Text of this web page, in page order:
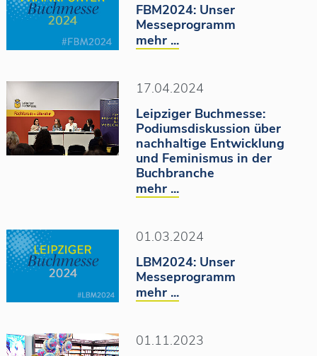
FBM2024: Unser
Messeprogramm
mehr ...
17.04.2024
Leipziger Buchmesse:
Podiumsdiskussion über
nachhaltige Entwicklung
und Feminismus in der
Buchbranche
mehr ...
01.03.2024
LBM2024: Unser
Messeprogramm
mehr ...
01.11.2023